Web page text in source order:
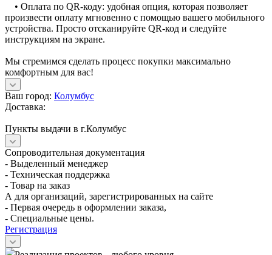
• Оплата по QR-коду: удобная опция, которая позволяет
произвести оплату мгновенно с помощью вашего мобильного
устройства. Просто отсканируйте QR-код и следуйте
инструкциям на экране.
Мы стремимся сделать процесс покупки максимально
комфортным для вас!
Ваш город: Колумбус
Доставка:
Пункты выдачи в г.Колумбус
Сопроводительная документация
- Выделенный менеджер
- Техническая поддержка
- Товар на заказ
А для организаций, зарегистрированных на сайте
- Первая очередь в оформлении заказа,
- Специальные цены.
Регистрация